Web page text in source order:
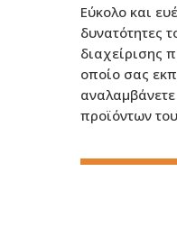
Εύκολο και
δυνατότητες
διαχείρισης
οποίο σας
προϊόντων